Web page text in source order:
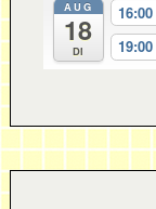
AUG
18
Di
16:00
19:00